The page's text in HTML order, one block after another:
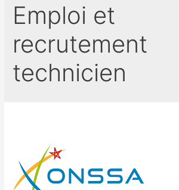
Emploi et
recrutement
technicien